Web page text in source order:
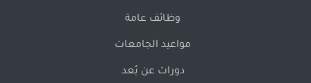
وظائف عامة
مواعيد الجامعات
دورات عن بُعد